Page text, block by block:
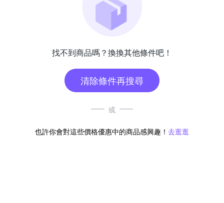
找不到商品嗎？換換其他條件吧！
清除條件再搜尋
或
也許你會對這些價格優惠中的商品感興趣！ 去逛逛